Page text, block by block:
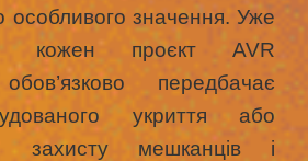
особливого значення. Уже
кожен проєкт AVR
передбачає
укриття або
захисту мешканців і